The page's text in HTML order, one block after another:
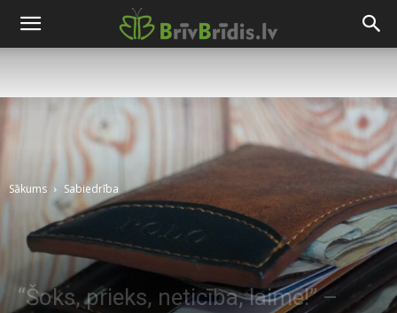
Sākums Sabiedrība
“Šoks, prieks, neticība, laime!” –